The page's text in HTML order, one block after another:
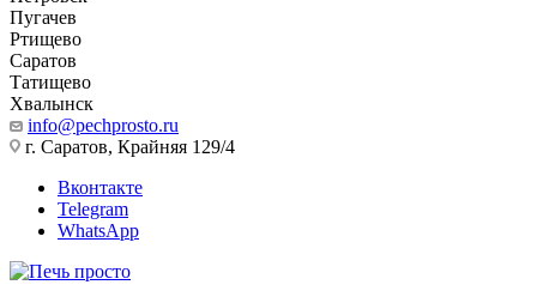
Пугачев
Ртищево
Саратов
Татищево
Хвалынск
info@pechprosto.ru
г. Саратов, Крайняя 129/4
Вконтакте
Telegram
WhatsApp